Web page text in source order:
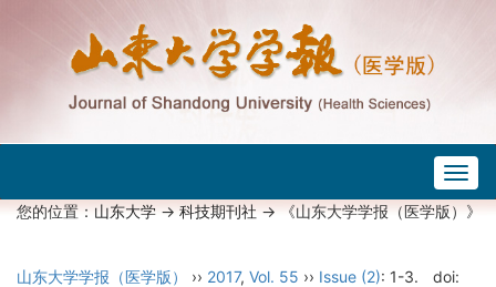
您的位置：山东大学->科技期刊社-> 《山东大学学报（医学版）》
山东大学学报（医学版） ›› 2017, Vol. 55 ›› Issue (2): 1-3.
doi: